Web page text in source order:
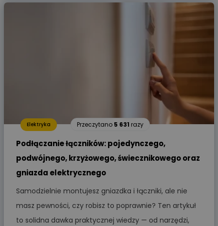
Elektryka Przeczytano 5 631 razy
Podłączanie łączników: pojedynczego,
podwójnego, krzyżowego, świecznikowego oraz
gniazda elektrycznego
Samodzielnie montujesz gniazdka i łączniki, ale nie
masz pewności, czy robisz to poprawnie? Ten artykuł
to solidna dawka praktycznej wiedzy — od narzędzi,